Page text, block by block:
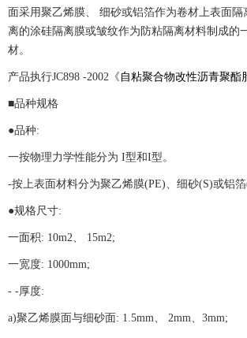
面采用聚乙烯膜、 细砂或铝箔作为卷材上表面隔
离的涂硅隔离膜或皱纹作为防粘隔离材料制成的
材。
产品执行JC898 -2002《 自粘聚合物改性沥青聚酯
■品种规格
●品种:
一按物理力学性能分为 I型和I型。
-按上表面材料分为聚乙烯膜(PE)、细砂(S)或铝箔
●规格尺寸:
一面积: 10m2、 15m2;
一宽度: 1000mm;
- -厚度:
a)聚乙烯膜面与细砂面: 1.5mm、 2mm、3mm;